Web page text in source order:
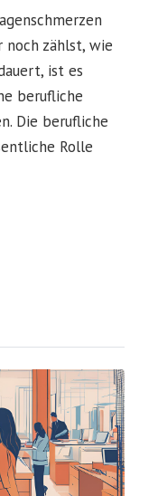
noch zählst, wie
ist es
berufliche
Die berufliche
Rolle